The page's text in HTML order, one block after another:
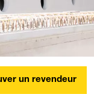
un revendeur